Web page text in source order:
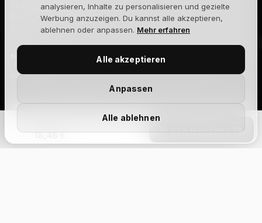
analysieren, Inhalte zu personalisieren und gezielte
Werbung anzuzeigen. Du kannst alle akzeptieren,
ablehnen oder anpassen. Mehr erfahren
Alle ablehnen
Anpassen
Alle akzeptieren
Baraja de Cartas: Cardsicles by Organic
18,46 €
Términos y condiciones
Política de cookies
Novedades, lanzamientos y ofertas exclusivas. Sin spam.
Acepto lapolítica de privacidady recibir comunicaciones